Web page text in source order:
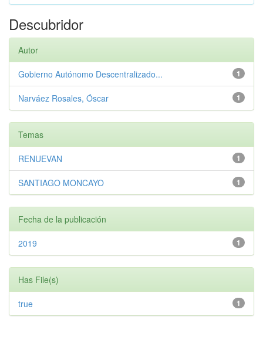
Descubridor
Autor
1
Gobierno Autónomo Descentralizado...
1
Narváez Rosales, Óscar
Temas
1
RENUEVAN
1
SANTIAGO MONCAYO
Fecha de la publicación
1
2019
Has File(s)
1
true